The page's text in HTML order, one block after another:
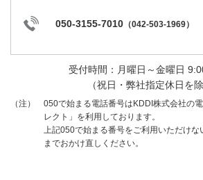
050-3155-7010 （042-503-1969）
受付時間：月曜日～金曜日
（祝日・弊社指定休日を除
（注）
050で始まる電話番号はKDDI株式会社の
レクト」を利用しております。
上記050で始まる番号をご利用いただけな
までおかけ直しください。